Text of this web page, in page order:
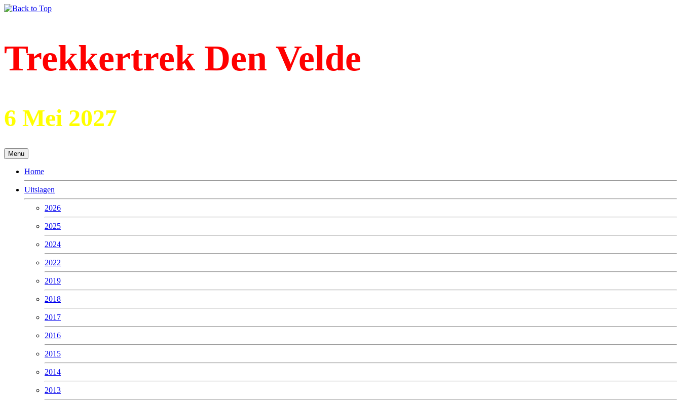
Trekkertrek Den Velde
6 Mei 2027
Menu
Home
Uitslagen
2026
2025
2024
2022
2019
2018
2017
2016
2015
2014
2013